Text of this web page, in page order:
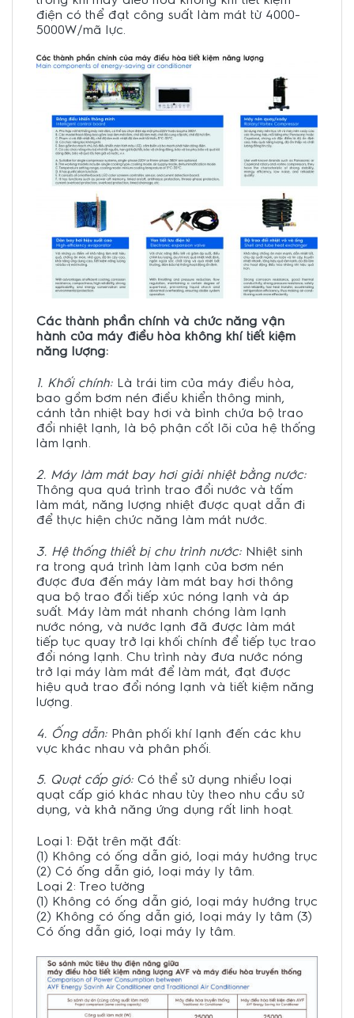
điện có thể đạt công suất làm mát từ 4000-
5000W/mã lực.
Các thành phần chính và chức năng vận
hành của máy điều hòa không khí tiết kiệm
năng lượng:
1. Khối chính: Là trái tim của máy điều hòa,
bao gồm bơm nén điều khiển thông minh,
cánh tản nhiệt bay hơi và bình chứa bộ trao
đổi nhiệt lạnh, là bộ phận cốt lõi của hệ thống
làm lạnh.
2. Máy làm mát bay hơi giải nhiệt bằng nước:
Thông qua quá trình trao đổi nước và tấm
làm mát, năng lượng nhiệt được quạt dẫn đi
để thực hiện chức năng làm mát nước.
3. Hệ thống thiết bị chu trình nước: Nhiệt sinh
ra trong quá trình làm lạnh của bơm nén
được đưa đến máy làm mát bay hơi thông
qua bộ trao đổi tiếp xúc nóng lạnh và áp
suất. Máy làm mát nhanh chóng làm lạnh
nước nóng, và nước lạnh đã được làm mát
tiếp tục quay trở lại khối chính để tiếp tục trao
đổi nóng lạnh. Chu trình này đưa nước nóng
trở lại máy làm mát để làm mát, đạt được
hiệu quả trao đổi nóng lạnh và tiết kiệm năng
lượng.
4. Ống dẫn: Phân phối khí lạnh đến các khu
vực khác nhau và phân phối.
5. Quạt cấp gió: Có thể sử dụng nhiều loại
quạt cấp gió khác nhau tùy theo nhu cầu sử
dụng, và khả năng ứng dụng rất linh hoạt.
Loại 1: Đặt trên mặt đất:
(1) Không có ống dẫn gió, loại máy hướng trục
(2) Có ống dẫn gió, loại máy ly tâm.
Loại 2: Treo tường
(1) Không có ống dẫn gió, loại máy hướng trục
(2) Không có ống dẫn gió, loại máy ly tâm (3)
Có ống dẫn gió, loại máy ly tâm.